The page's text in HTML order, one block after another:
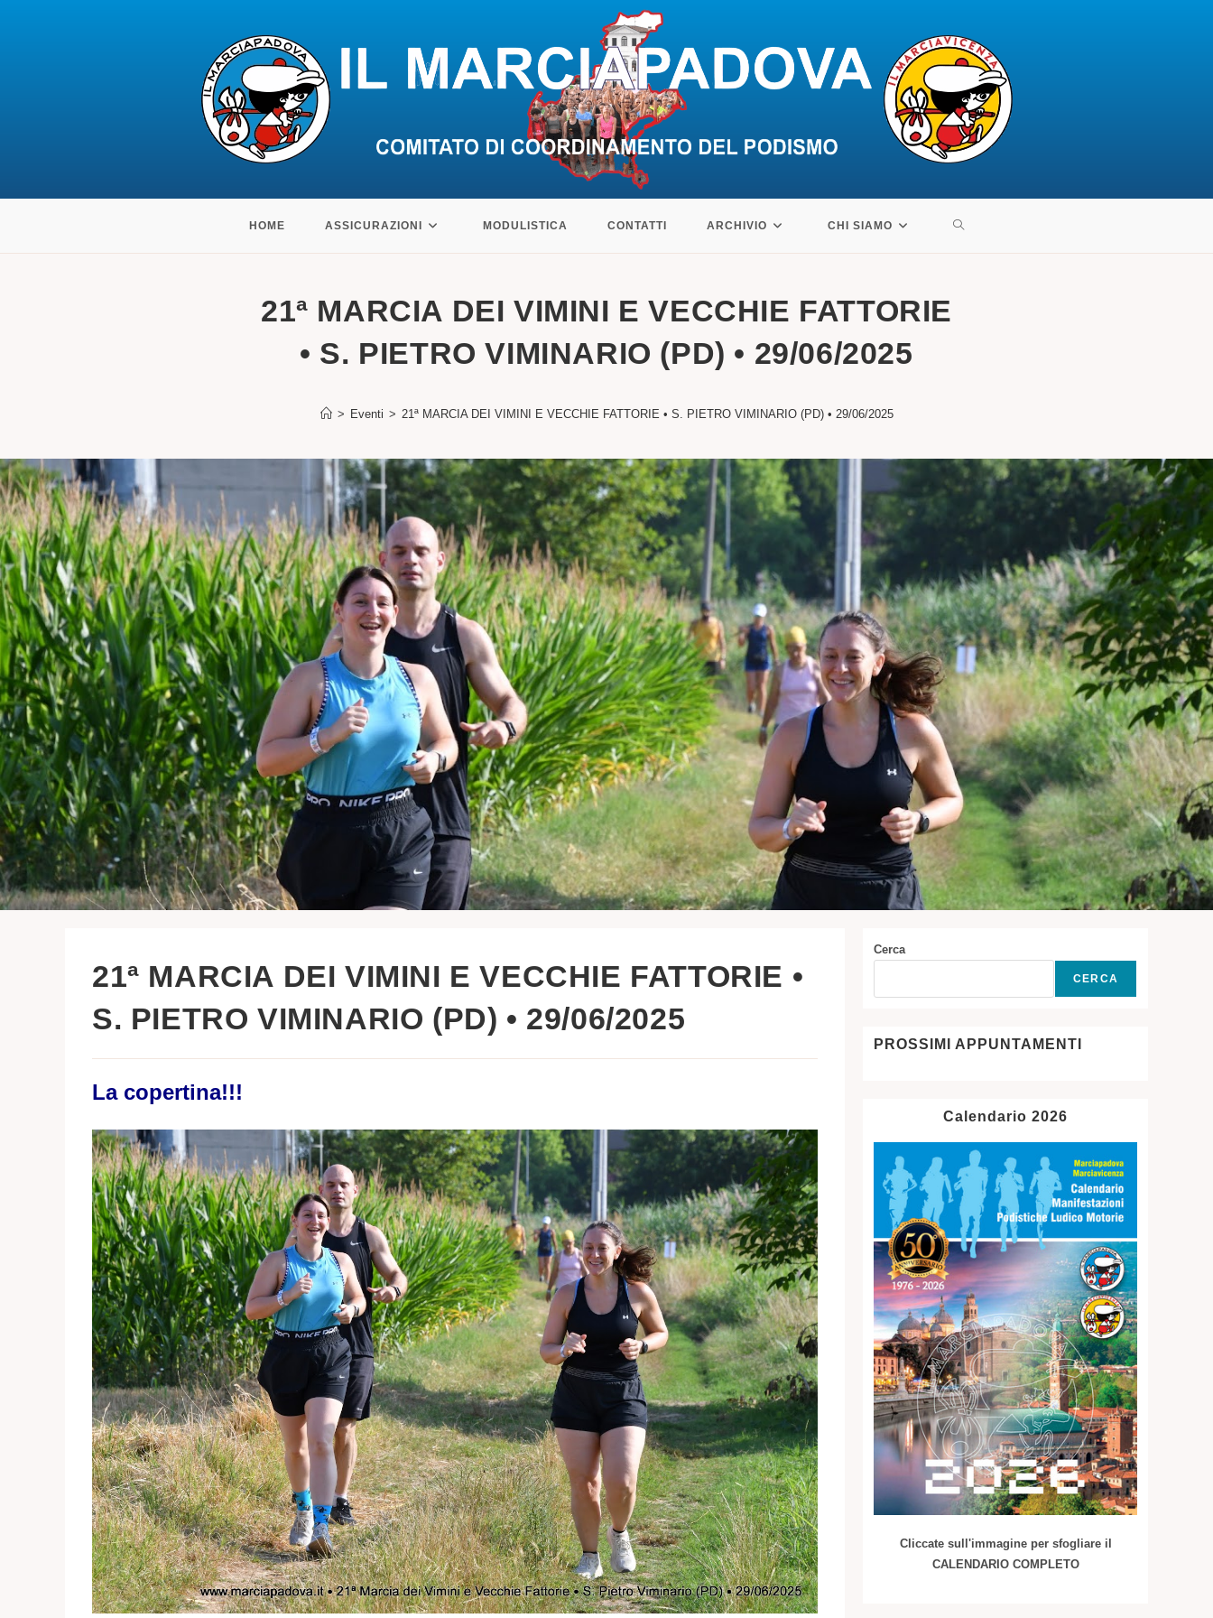
contenuto
HOME ASSICURAZIONI MODULISTICA CONTATTI ARCHIVIO CHI SIAMO ATTIVA/DISATTIVA
21ª MARCIA DEI VIMINI E VECCHIE FATTORIE
• S. PIETRO VIMINARIO (PD) • 29/06/2025
> Eventi > 21ª MARCIA DEI VIMINI E VECCHIE FATTORIE • S. PIETRO VIMINARIO (PD) • 29/06/2025
21ª MARCIA DEI VIMINI E VECCHIE FATTORIE •
S. PIETRO VIMINARIO (PD) • 29/06/2025
La copertina!!!
Cerca
CERCA
PROSSIMI APPUNTAMENTI
Calendario 2026
Cliccate sull'immagine per sfogliare il
CALENDARIO COMPLETO